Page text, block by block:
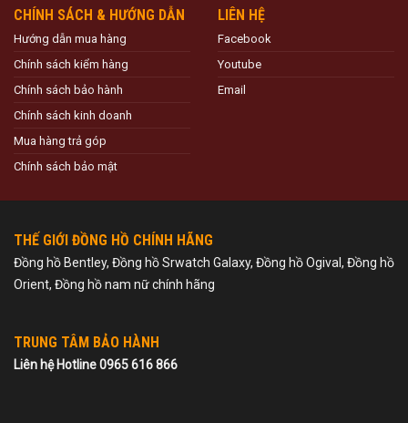
CHÍNH SÁCH & HƯỚNG DẪN
Hướng dẫn mua hàng
Chính sách kiểm hàng
Chính sách bảo hành
Chính sách kinh doanh
Mua hàng trả góp
Chính sách bảo mật
LIÊN HỆ
Facebook
Youtube
Email
THẾ GIỚI ĐỒNG HỒ CHÍNH HÃNG
Đồng hồ Bentley, Đồng hồ Srwatch Galaxy, Đồng hồ Ogival, Đồng hồ
Orient, Đồng hồ nam nữ chính hãng
TRUNG TÂM BẢO HÀNH
Liên hệ Hotline 0965 616 866